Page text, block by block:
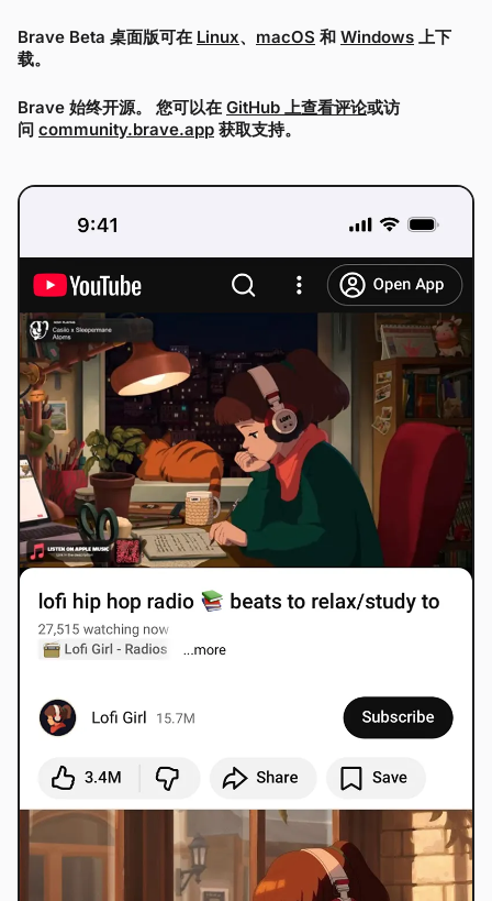
Brave Beta 桌面版可在 Linux、 macOS 和 Windows 上下
载。
Brave 始终开源。 您可以在 GitHub 上查看评论或访
问 community.brave.app 获取支持。